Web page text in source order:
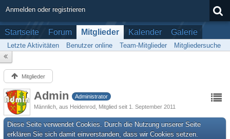
Anmelden oder registrieren
Startseite Forum Mitglieder Kalender Galerie
Letzte Aktivitäten Benutzer online Team-Mitglieder Mitgliedersuche
Mitglieder
Admin
Administrator
Männlich aus Heidenrod Mitglied seit 1. September 2011
Diese Seite verwendet Cookies. Durch die Nutzung unserer Seite
erklären Sie sich damit einverstanden, dass wir Cookies setzen.